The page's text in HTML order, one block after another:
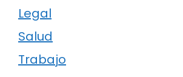
Legal
Salud
Trabajo